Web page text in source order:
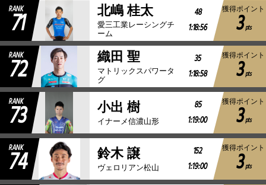
RANK
71 北嶋 桂太
愛三工業レーシングチ
ーム
48
1:18:56
獲得ポイント
3pts
RANK
72 織田 聖
マトリックスパワータ
グ
35
1:18:58
獲得ポイント
3pts
RANK
73 小出 樹
イナーメ信濃山形
85
1:19:00
獲得ポイント
3pts
RANK
74 鈴木 譲
ヴェロリアン松山
152
1:19:00
獲得ポイント
3pts